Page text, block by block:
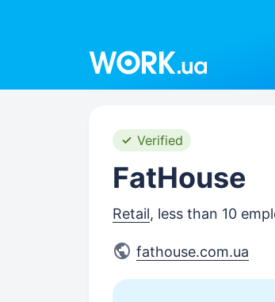
Verified
FatHouse
Retail, less than 10
fathouse.com.ua